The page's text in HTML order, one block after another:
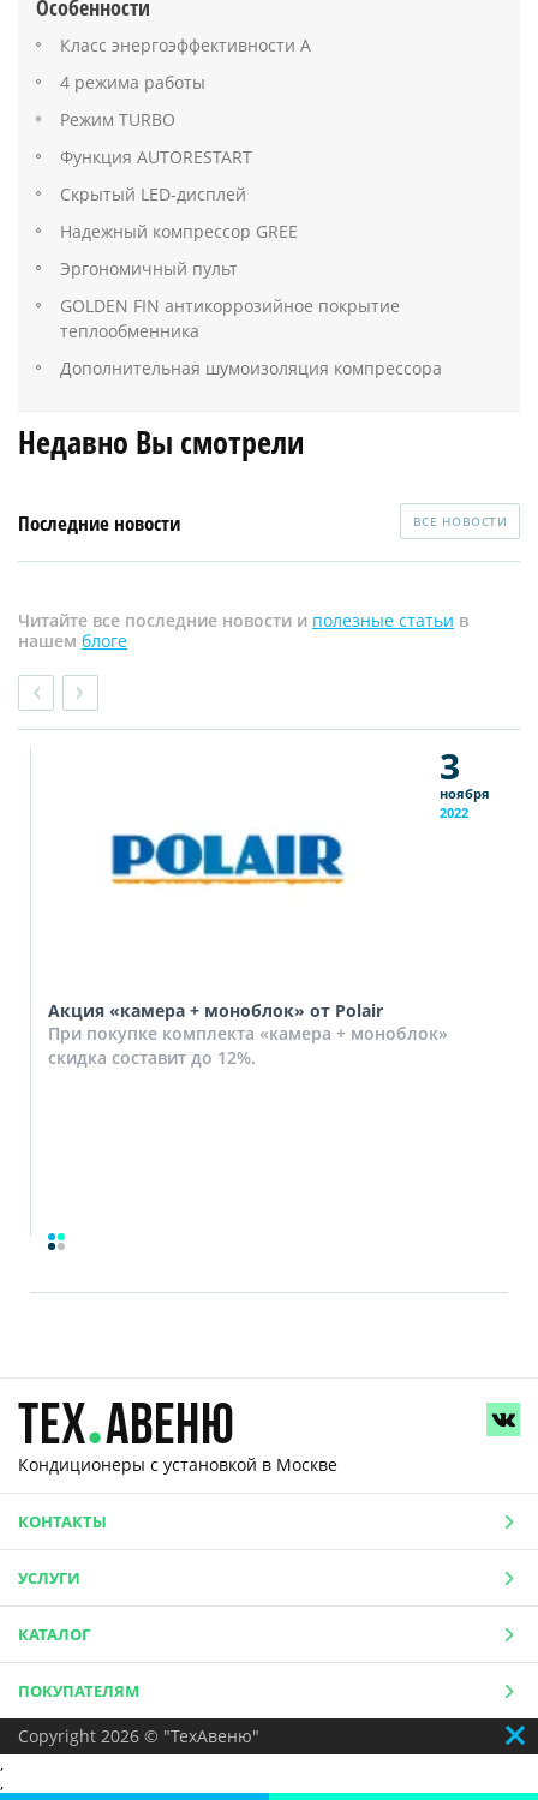
Особенности
Класс энергоэффективности A
4 режима работы
Режим TURBO
Функция AUTORESTART
Скрытый LED-дисплей
Надежный компрессор GREE
Эргономичный пульт
GOLDEN FIN антикоррозийное покрытие
теплообменника
Дополнительная шумоизоляция компрессора
Недавно Вы смотрели
Последние новости ВСЕ НОВОСТИ
Читайте все последние новости и полезные статьи в
нашем блоге
3
ноября
2022
Акция «камера + моноблок» от Polair
При покупке комплекта «камера + моноблок»
скидка составит до 12%.
Кондиционеры с установкой в Москве
КОНТАКТЫ
УСЛУГИ
КАТАЛОГ
ПОКУПАТЕЛЯМ
Copyright 2026 © "ТехАвеню"
,
,